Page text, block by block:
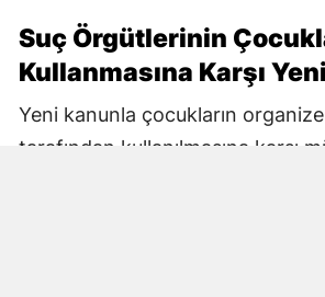
Suç Örgütlerinin
Kullanmasına Karşı
Yeni kanunla çocukların organize
tarafından kullanılmasına karşı